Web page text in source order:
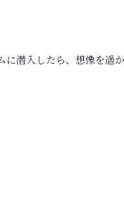
潜入したら、想像を遥